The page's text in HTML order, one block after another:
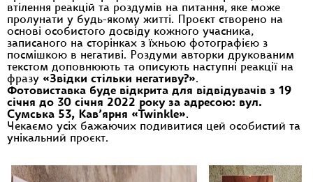
втілення реакцій та роздумів на питання, яке може
пролунати у будь-якому житті. Проєкт створено на
основі особистого досвіду кожного учасника,
записаного на сторінках з їхньою фотографією з
посмішкою в негативі. Роздуми авторки друкованим
текстом доповнюють та описують наступні реакції на
фразу «Звідки стільки негативу?».
Фотовиставка буде відкрита для відвідувачів з 19
січня до 30 січня 2022 року за адресою: вул.
Сумська 53, Кав’ярня «Twinkle».
Чекаємо усіх бажаючих подивитися цей особистий та
унікальний проєкт.